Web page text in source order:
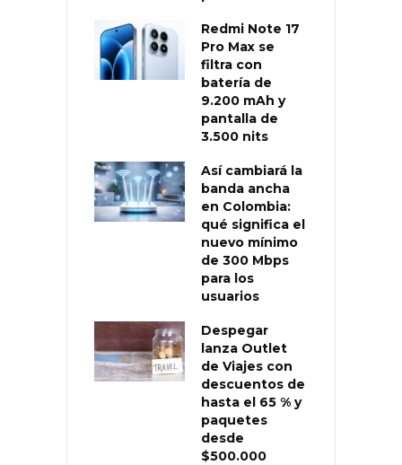
Redmi Note 17
Pro Max se
filtra con
batería de
9.200 mAh y
pantalla de
3.500 nits
Así cambiará la
banda ancha
en Colombia:
qué significa el
nuevo mínimo
de 300 Mbps
para los
usuarios
Despegar
lanza Outlet
de Viajes con
descuentos de
hasta el 65 % y
paquetes
desde
$500.000